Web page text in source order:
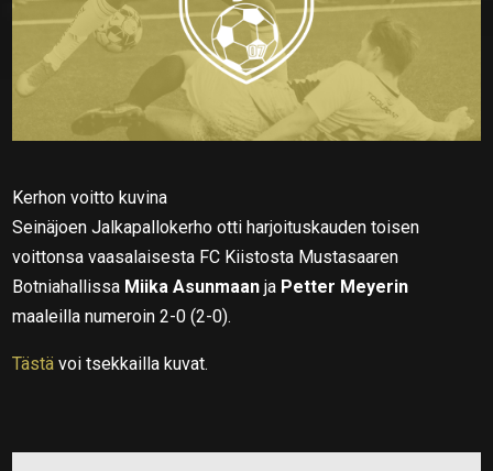
Kerhon voitto kuvina
Seinäjoen Jalkapallokerho otti harjoituskauden toisen
voittonsa vaasalaisesta FC Kiistosta Mustasaaren
Botniahallissa Miika Asunmaan ja Petter Meyerin
maaleilla numeroin 2-0 (2-0).
Tästä voi tsekkailla kuvat.